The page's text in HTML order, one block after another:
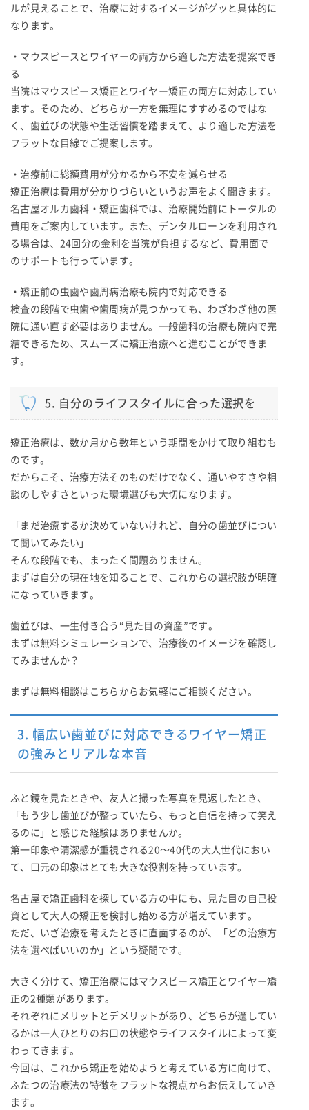
ルが見えることで、治療に対するイメージがグッと具体的に
なります。
・マウスピースとワイヤーの両方から適した方法を提案でき
る
当院はマウスピース矯正とワイヤー矯正の両方に対応してい
ます。そのため、どちらか一方を無理にすすめるのではな
く、歯並びの状態や生活習慣を踏まえて、より適した方法を
フラットな目線でご提案します。
・治療前に総額費用が分かるから不安を減らせる
矯正治療は費用が分かりづらいというお声をよく聞きます。
名古屋オルカ歯科・矯正歯科では、治療開始前にトータルの
費用をご案内しています。また、デンタルローンを利用され
る場合は、24回分の金利を当院が負担するなど、費用面で
のサポートも行っています。
・矯正前の虫歯や歯周病治療も院内で対応できる
検査の段階で虫歯や歯周病が見つかっても、わざわざ他の医
院に通い直す必要はありません。一般歯科の治療も院内で完
結できるため、スムーズに矯正治療へと進むことができま
す。
5. 自分のライフスタイルに合った選択を
矯正治療は、数か月から数年という期間をかけて取り組むも
のです。
だからこそ、治療方法そのものだけでなく、通いやすさや相
談のしやすさといった環境選びも大切になります。
「まだ治療するか決めていないけれど、自分の歯並びについ
て聞いてみたい」
そんな段階でも、まったく問題ありません。
まずは自分の現在地を知ることで、これからの選択肢が明確
になっていきます。
歯並びは、一生付き合う“見た目の資産”です。
まずは無料シミュレーションで、治療後のイメージを確認し
てみませんか？
まずは無料相談はこちらからお気軽にご相談ください。
3. 幅広い歯並びに対応できるワイヤー矯正
の強みとリアルな本音
ふと鏡を見たときや、友人と撮った写真を見返したとき、
「もう少し歯並びが整っていたら、もっと自信を持って笑え
るのに」と感じた経験はありませんか。
第一印象や清潔感が重視される20〜40代の大人世代におい
て、口元の印象はとても大きな役割を持っています。
名古屋で矯正歯科を探している方の中にも、見た目の自己投
資として大人の矯正を検討し始める方が増えています。
ただ、いざ治療を考えたときに直面するのが、「どの治療方
法を選べばいいのか」という疑問です。
大きく分けて、矯正治療にはマウスピース矯正とワイヤー矯
正の2種類があります。
それぞれにメリットとデメリットがあり、どちらが適してい
るかは一人ひとりのお口の状態やライフスタイルによって変
わってきます。
今回は、これから矯正を始めようと考えている方に向けて、
ふたつの治療法の特徴をフラットな視点からお伝えしていき
ます。